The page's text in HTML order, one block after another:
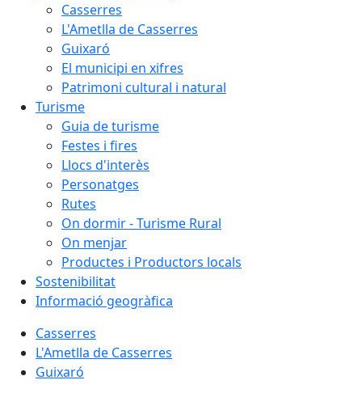
Casserres
L'Ametlla de Casserres
Guixaró
El municipi en xifres
Patrimoni cultural i natural
Turisme
Guia de turisme
Festes i fires
Llocs d'interès
Personatges
Rutes
On dormir - Turisme Rural
On menjar
Productes i Productors locals
Sostenibilitat
Informació geogràfica
Casserres
L'Ametlla de Casserres
Guixaró